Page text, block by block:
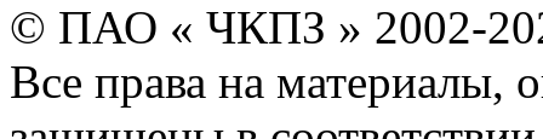
© ПАО « ЧКПЗ » 2002-
Все права на материалы,